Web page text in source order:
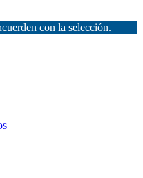
con la selección.